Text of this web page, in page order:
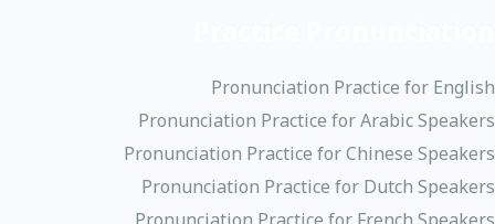
Pronunciation Practice for English
Pronunciation Practice for Arabic Speakers
Pronunciation Practice for Chinese Speakers
Pronunciation Practice for Dutch Speakers